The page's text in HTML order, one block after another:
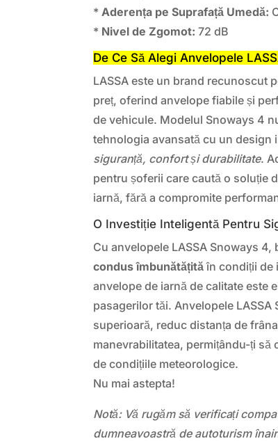
* Aderența pe Suprafață Umedă:
* Nivel de Zgomot: 72 dB
De Ce Să Alegi Anvelopele
LASSA este un brand recunoscut
preț, oferind anvelope fiabile și
de vehicule. Modelul Snoways 4
tehnologia avansată cu un design
siguranță, confort și durabilitate.
pentru șoferii care caută o soluție
iarnă, fără a compromite
O Investiție Inteligentă Pentru
Cu anvelopele LASSA Snoways
condus îmbunătățităîn condiții de
anvelope de iarnă de calitate este
pasagerilor tăi. Anvelopele
superioară, reduc distanța de
manevrabilitatea, permițându-ți
de condițiile meteorologice.
Nu mai astepta!
Notă: Vă rugăm să verificați
dumneavoastră de autoturism